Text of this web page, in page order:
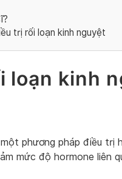
trị rối loạn kinh nguyệt
loạn kinh
phương pháp điều trị
mức độ hormone liên